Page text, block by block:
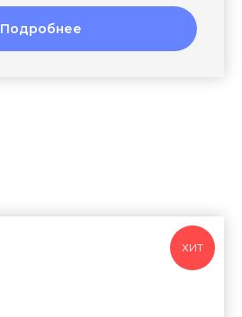
Подробнее
ХИТ